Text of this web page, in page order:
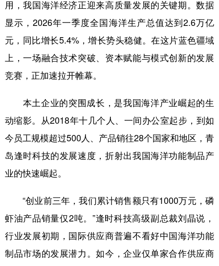
文化 军事
法律 中央文件 金融 汽车
食品 人居
彩票 娱乐 时尚 悦读
公益 一带一路 亚太网 上市公司
文化产业
地方频道
北京 天津 河北 山西
辽宁 吉林 上海 江苏
用，我国海洋经济正迎来高质量发展的关键期。数据
显示，2026年一季度全国海洋生产总值达到2.6万亿
元，同比增长5.4%，增长势头稳健。在这片蓝色疆域
上，一场融合技术突破、资本赋能与模式创新的发展
竞赛，正加速拉开帷幕。
本土企业的突围成长，是我国海洋产业崛起的生
动缩影。从2018年十几个人、一间办公室起步，到如
今员工规模超过500人、产品销往28个国家和地区，青
岛逢时科技的发展速度，折射出我国海洋功能制品产
业的快速崛起。
“创业前三年，我们累计销售额只有1000万元，磷
虾油产品销量仅2吨。”逢时科技高级副总裁刘晶说，
行业发展初期，国际供应商普遍不看好中国海洋功能
制品市场的发展潜力。如今，企业仅单家合作供应商